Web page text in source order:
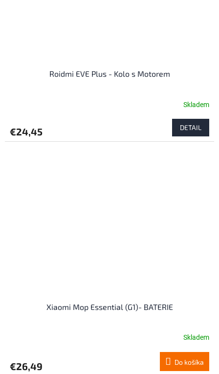
Roidmi EVE Plus - Kolo s Motorem
Skladem
€24,45 DETAIL
Xiaomi Mop Essential (G1)- BATERIE
Skladem
€26,49 Do košíka